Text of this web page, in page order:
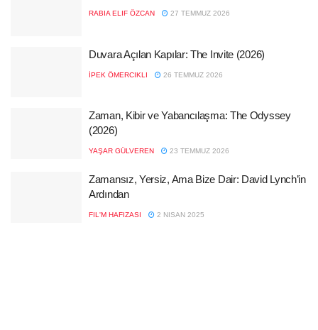
RABIA ELIF ÖZCAN 27 TEMMUZ 2026
Duvara Açılan Kapılar: The Invite (2026)
İPEK ÖMERCIKLI 26 TEMMUZ 2026
Zaman, Kibir ve Yabancılaşma: The Odyssey
(2026)
YAŞAR GÜLVEREN 23 TEMMUZ 2026
Zamansız, Yersiz, Ama Bize Dair: David Lynch’in
Ardından
FIL'M HAFIZASI 2 NISAN 2025